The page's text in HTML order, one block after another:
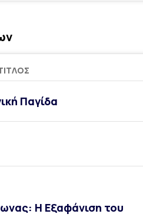
Παγίδα
Η Εξαφάνιση του